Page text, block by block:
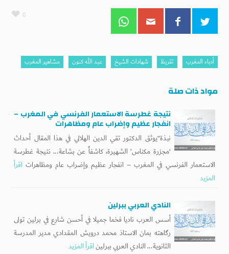
0
أدباء المغرب تقريظ شهادات الشيخ عبد الله كنون مشاهير المغرب
مواد ذات صلة
نتيجة غطرسة الاستعمار الفرنسي في المغرب –
انفجار عظيم وإضراب عام ومظاهرات
نبذة“يوثق الدكتور تقي الدين الهلالي في هذا المقال أحداث
‘مجزرة مكناس’ الشهيرة، كاشفاً عن بشاعة... نتيجة غطرسة
الاستعمار الفرنسي في المغرب – انفجار عظيم وإضراب عام ومظاهرات اقرأ
المزيد
النادي العربي ببرلين
أسس العرب ناديا فخما جميلا في أحسن شارع في برلين تولى
رگاهته بمان الاستاذ محمد درويش المقدادي مدير المدرسة
الثانوية... النادي العربي ببرليناقرأ المزيد